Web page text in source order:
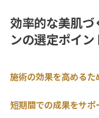
効率的な美肌づ
ンの選定ポイン
施術の効果を高めるた
短期間での成果をサ